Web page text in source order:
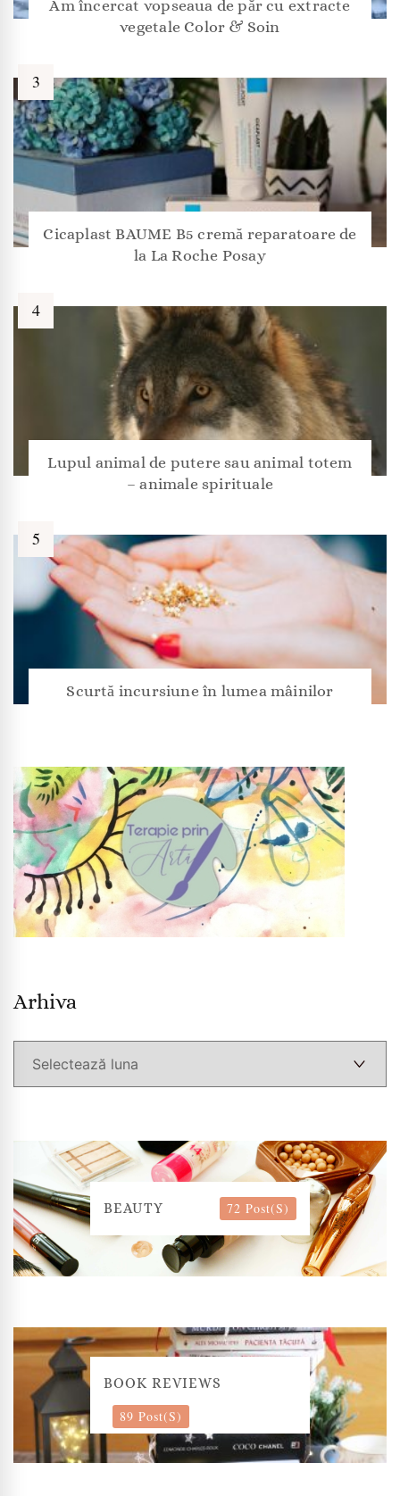
Am încercat vopseaua de păr cu extracte
vegetale Color & Soin
Cicaplast BAUME B5 cremă reparatoare de
la La Roche Posay
Lupul animal de putere sau animal totem
– animale spirituale
Scurtă incursiune în lumea mâinilor
Arhiva
BEAUTY 72 Post(s)
BOOK REVIEWS
89 Post(s)